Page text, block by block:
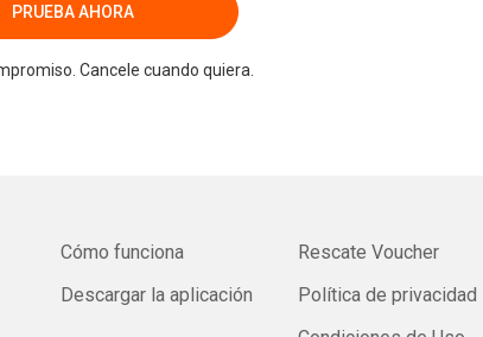
PRUEBA AHORA
Cancele cuando quiera.
Cómo funciona
Descargar la aplicación
Rescate Voucher
Política de privacidad